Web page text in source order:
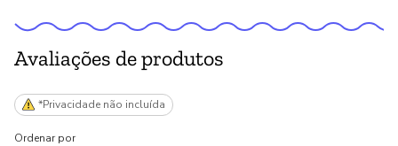
Avaliações de produtos
*Privacidade não incluída
Ordenar por